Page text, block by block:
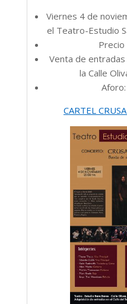
Viernes 4 de
el Teatro-Estudio
Venta de
la Calle
CARTEL